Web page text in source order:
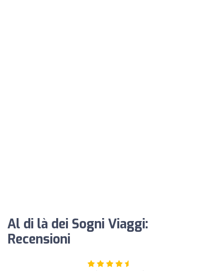
Al di là dei Sogni Viaggi:
Recensioni